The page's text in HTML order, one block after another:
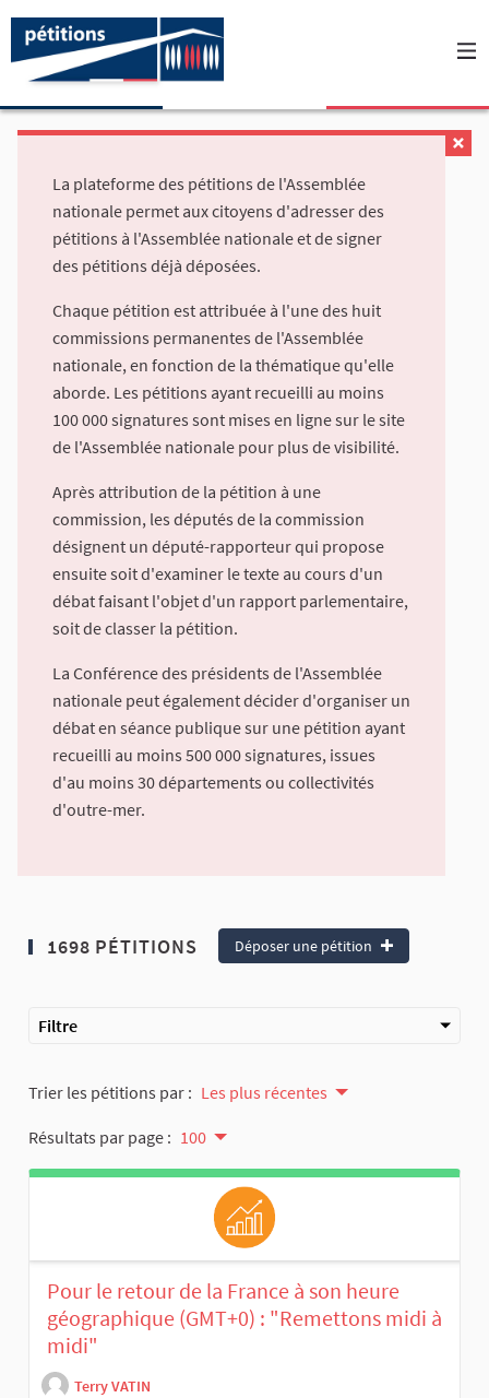
La plateforme des pétitions de l'Assemblée
nationale permet aux citoyens d'adresser des
pétitions à l'Assemblée nationale et de signer
des pétitions déjà déposées.
Chaque pétition est attribuée à l'une des huit
commissions permanentes de l'Assemblée
nationale, en fonction de la thématique qu'elle
aborde. Les pétitions ayant recueilli au moins
100 000 signatures sont mises en ligne sur le site
de l'Assemblée nationale pour plus de visibilité.
Après attribution de la pétition à une
commission, les députés de la commission
désignent un député-rapporteur qui propose
ensuite soit d'examiner le texte au cours d'un
débat faisant l'objet d'un rapport parlementaire,
soit de classer la pétition.
La Conférence des présidents de l'Assemblée
nationale peut également décider d'organiser un
débat en séance publique sur une pétition ayant
recueilli au moins 500 000 signatures, issues
d'au moins 30 départements ou collectivités
d'outre-mer.
1698 PÉTITIONS Déposer une pétition
Filtre
Trier les pétitions par : Les plus récentes
Résultats par page : 100
Pour le retour de la France à son heure
géographique (GMT+0) : "Remettons midi à
midi"
Terry VATIN